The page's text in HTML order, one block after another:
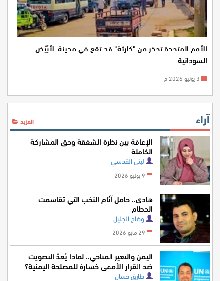
الأمم المتحدة تحذر من "كارثة" قد تقع في مدينة الأبُيّض
السودانية
آراء المزيد
الإعاقة بين نظرة الشفقة وحق المشاركة
الكاملة
لبنى القدسي
هادي.. حامل آثام النخب التي تقاسمت
الحطام
وضاح الجليل
اليمن والتغير المناخي.. لماذا يُعدّ التصويت
ضد القرار الأممي خسارة للمصلحة اليمنية؟
طارق حسان